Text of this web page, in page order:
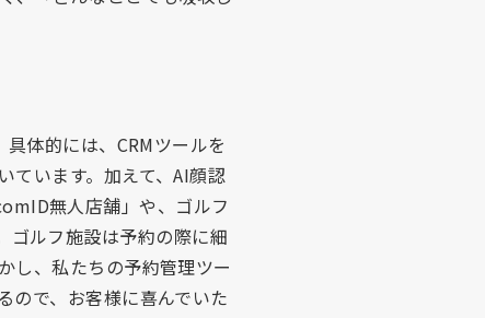
体的には、CRMツールを
ています。加えて、AI顔認
無人店舗」や、ゴルフ
ルフ施設は予約の際に細
し、私たちの予約管理ツー
ので、お客様に喜んでいた